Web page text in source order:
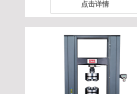
点击详情